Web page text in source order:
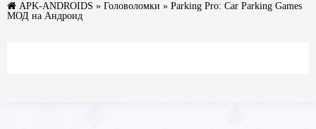
APK-ANDROIDS » Головоломки » Parking Pro: Car Parking Games
МОД на Андроид